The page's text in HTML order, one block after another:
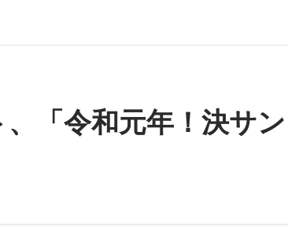
「令和元年！決サン